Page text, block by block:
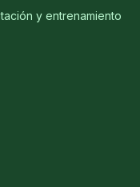
y entrenamiento